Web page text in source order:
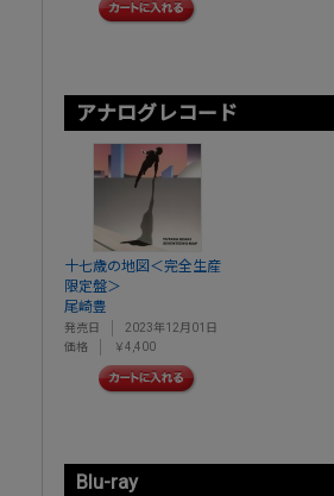
アナログレコード
十七歳の地図＜完全生産
限定盤＞
尾崎豊
発売日
2023年12月01日
価格
￥4,400
Blu-ray